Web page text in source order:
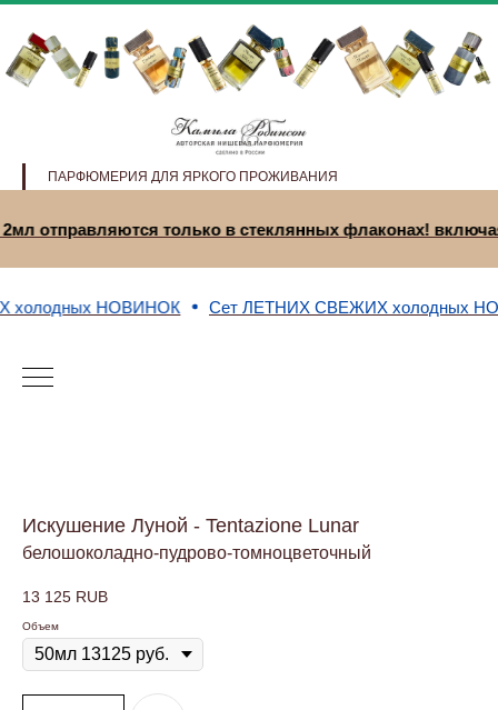
ПАРФЮМЕРИЯ ДЛЯ ЯРКОГО ПРОЖИВАНИЯ
2мл отправляются только в стеклянных флаконах!
НОВИНОК Сет ЛЕТНИХ СВЕЖИХ холодных
Искушение Луной - Tentazione Lunar
белошоколадно-пудрово-томноцветочный
13 125 RUB
Объем